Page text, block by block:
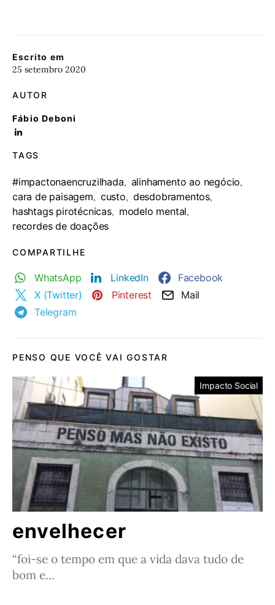
Escrito em
25 setembro 2020
AUTOR
Fábio Deboni
TAGS
#impactonaencruzilhada, alinhamento ao negócio,
cara de paisagem, custo, desdobramentos,
hashtags pirotécnicas, modelo mental,
recordes de doações
COMPARTILHE
WhatsApp LinkedIn
Facebook
X (Twitter)
Pinterest
Mail
Telegram
PENSO QUE VOCÊ VAI GOSTAR
Impacto Social
envelhecer
“foi-se o tempo em que a vida dava tudo de
bom e…